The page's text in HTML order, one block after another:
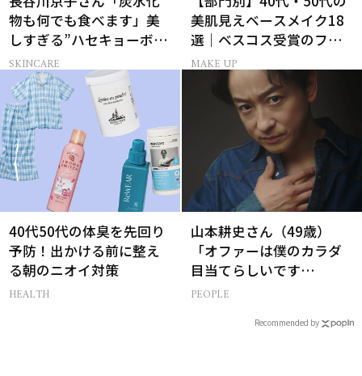
物も何でも食べます」美
しすぎる”ハセキョーボデ
ィ”を作る秘訣
SKINCARE
美肌見えベースメイク18
選｜ベスコス受賞のファ
ンデ・下地・パウダー
MAKE UP
40代50代の体臭を先回り
予防！出かける前に整え
る朝のニオイ対策
HEALTH
山本耕史さん（49歳）
「オファーは僕のカラダ
目当てらしいです
（笑）」全編英語ミュー
PEOPLE
Recommended by